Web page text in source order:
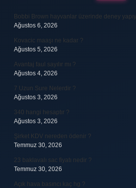
Bobbi Brown hayvanlar üzerinde deney
Ağustos 6, 2026
Kovacic maaşı ne kadar ?
Ağustos 5, 2026
Avantaj faul sayılır mı ?
Ağustos 4, 2026
7 Uzun Sure Nelerdir ?
Ağustos 3, 2026
340 hangi hesaptır ?
Ağustos 3, 2026
Şirket KDV nereden ödenir ?
Temmuz 30, 2026
23 baklavalı sac fiyatı nedir ?
Temmuz 30, 2026
Açık hava basıncı kaç hg ?